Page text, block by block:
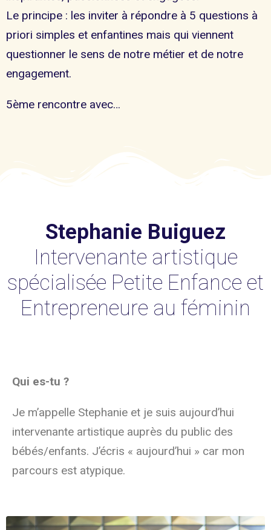
Le principe : les inviter à répondre à 5 questions à
priori simples et enfantines mais qui viennent
questionner le sens de notre métier et de notre
engagement.
5ème rencontre avec…
Stephanie Buiguez
Intervenante artistique
spécialisée Petite Enfance et
Entrepreneure au féminin
Qui es-tu ?
Je m’appelle Stephanie et je suis aujourd’hui
intervenante artistique auprès du public des
bébés/enfants. J’écris « aujourd’hui » car mon
parcours est atypique.